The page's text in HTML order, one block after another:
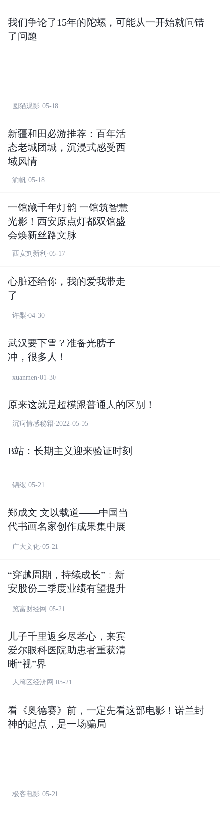
我们争论了15年的陀螺，可能从一开始就问错
了问题
圆猫观影·05-18
新疆和田必游推荐：百年活
态老城团城，沉浸式感受西
域风情
渝帆·05-18
一馆藏千年灯韵 一馆筑智慧
光影！西安原点灯都双馆盛
会焕新丝路文脉
西安刘新利·05-17
心脏还给你，我的爱我带走
了
许梨·04-30
武汉要下雪？准备光膀子
冲，很多人！
xuanmen·01-30
原来这就是超模跟普通人的区别！
沉疴情感秘籍·2022-05-05
B站：长期主义迎来验证时刻
锦缎·05-21
郑成文 文以载道——中国当
代书画名家创作成果集中展
广大文化·05-21
“穿越周期，持续成长”：新
安股份二季度业绩有望提升
览富财经网·05-21
儿子千里返乡尽孝心，来宾
爱尔眼科医院助患者重获清
晰“视”界
大湾区经济网·05-21
看《奥德赛》前，一定先看这部电影！诺兰封
神的起点，是一场骗局
极客电影·05-21